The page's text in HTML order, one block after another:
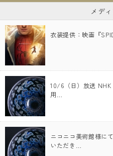
メデ
衣装提供：映画『
10/6（日）放送
用…
ニコニコ美術館様に
いただき…